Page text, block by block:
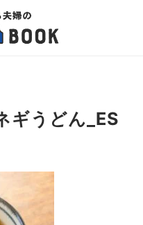
ギうどん_ES